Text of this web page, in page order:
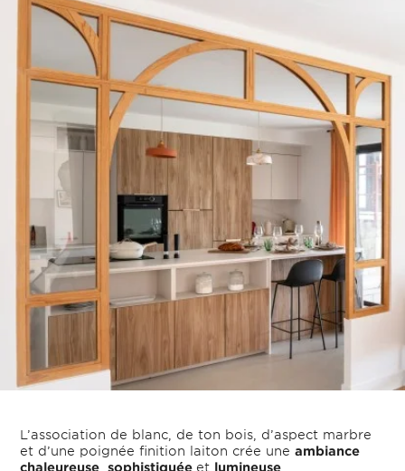
L’association de blanc, de ton bois, d’aspect marbre
et d’une poignée finition laiton crée uneambiance
chaleureuse ,sophistiquée et lumineuse